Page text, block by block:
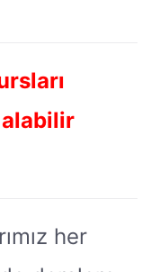
alabilir
her